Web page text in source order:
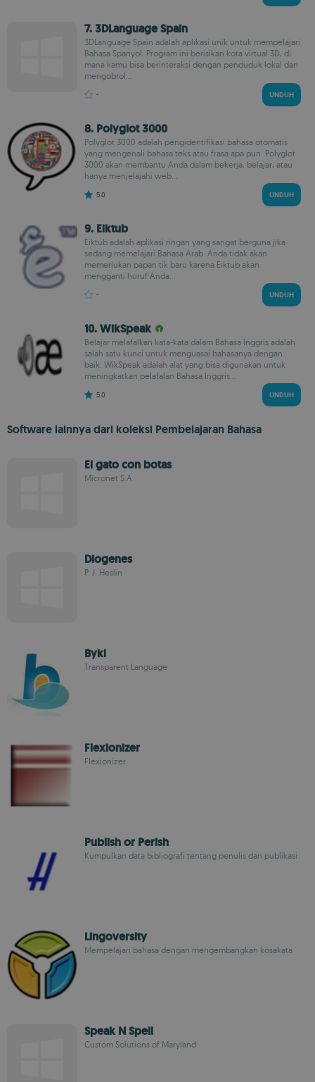
7. 3DLanguage Spain
3DLanguage Spain adalah aplikasi unik untuk mempelajari
Bahasa Spanyol. Program ini berisikan kota virtual 3D, di
mana kamu bisa berinteraksi dengan penduduk lokal dan
mengobrol...
- UNDUH
8. Polyglot 3000
Polyglot 3000 adalah pengidentifikasi bahasa otomatis
yang mengenali bahasa teks atau frasa apa pun. Polyglot
3000 akan membantu Anda dalam bekerja, belajar, atau
hanya menjelajahi web...
5.0 UNDUH
9. Eiktub
Eiktub adalah aplikasi ringan yang sangat berguna jika
sedang memelajari Bahasa Arab. Anda tidak akan
memerlukan papan tik baru karena Eiktub akan
mengganti huruf Anda...
- UNDUH
10. WikSpeak
Belajar melafalkan kata-kata dalam Bahasa Inggris adalah
salah satu kunci untuk menguasai bahasanya dengan
baik. WikSpeak adalah alat yang bisa digunakan untuk
meningkatkan pelafalan Bahasa Inggris...
5.0 UNDUH
Software lainnya dari koleksi Pembelajaran Bahasa
El gato con botas
Micronet S.A
Diogenes
P. J. Heslin
Byki
Transparent Language
Flexionizer
Flexionizer
Publish or Perish
Kumpulkan data bibliografi tentang penulis dan publikasi
Lingoversity
Mempelajari bahasa dengan mengembangkan kosakata
Speak N Spell
Custom Solutions of Maryland